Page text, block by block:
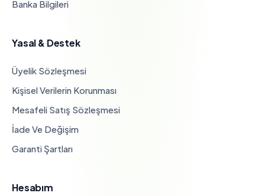
Banka Bilgileri
Yasal & Destek
Üyelik Sözleşmesi
Kişisel Verilerin Korunması
Mesafeli Satış Sözleşmesi
İade Ve Değişim
Garanti Şartları
Hesabım